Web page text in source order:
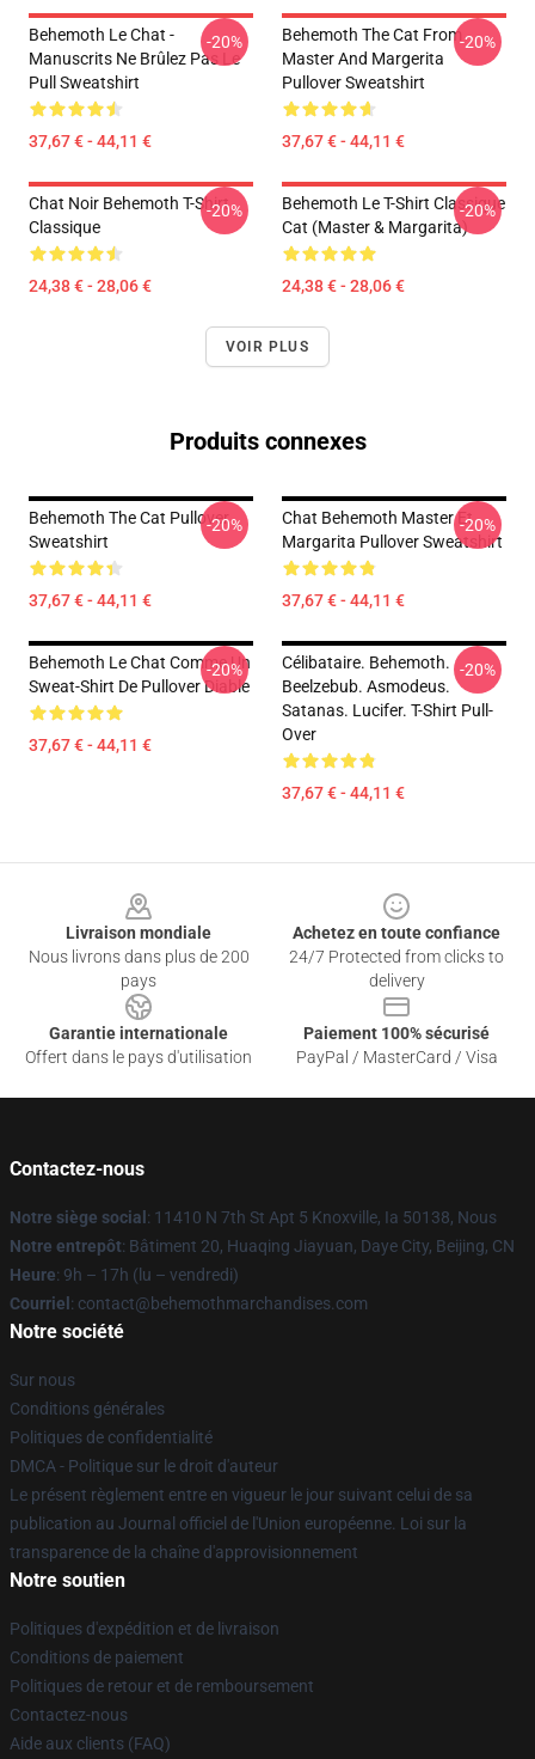
Behemoth Le Chat -
Manuscrits Ne Brûlez Pas Le
Pull Sweatshirt
37,67 € - 44,11 €
-20%
Behemoth The Cat From
Master And Margerita
Pullover Sweatshirt
37,67 € - 44,11 €
-20%
Chat Noir Behemoth T-Shirt
Classique
24,38 € - 28,06 €
-20%
Behemoth Le T-Shirt Classique
Cat (Master & Margarita)
24,38 € - 28,06 €
-20%
VOIR PLUS
Produits connexes
Behemoth The Cat Pullover
Sweatshirt
37,67 € - 44,11 €
-20%
Chat Behemoth Master Et
Margarita Pullover Sweatshirt
37,67 € - 44,11 €
-20%
Behemoth Le Chat Comme Un
Sweat-Shirt De Pullover Diable
37,67 € - 44,11 €
-20%
Célibataire. Behemoth.
Beelzebub. Asmodeus.
Satanas. Lucifer. T-Shirt Pull-
Over
37,67 € - 44,11 €
-20%
Livraison mondiale
Nous livrons dans plus de 200
pays
Achetez en toute confiance
24/7 Protected from clicks to
delivery
Garantie internationale
Offert dans le pays d'utilisation
Paiement 100% sécurisé
PayPal / MasterCard / Visa
Contactez-nous
Notre siège social : 11410 N 7th St Apt 5 Knoxville, Ia 50138, Nous
Notre entrepôt: Bâtiment 20, Huaqing Jiayuan, Daye City, Beijing, CN
Heure: 9h – 17h (lu – vendredi)
Courriel : contact@behemothmarchandises.com
Notre société
Sur nous
Conditions générales
Politiques de confidentialité
DMCA - Politique sur le droit d'auteur
Le présent règlement entre en vigueur le jour suivant celui de sa
publication au Journal officiel de l'Union européenne. Loi sur la
transparence de la chaîne d'approvisionnement
Notre soutien
Politiques d'expédition et de livraison
Conditions de paiement
Politiques de retour et de remboursement
Contactez-nous
Aide aux clients (FAQ)